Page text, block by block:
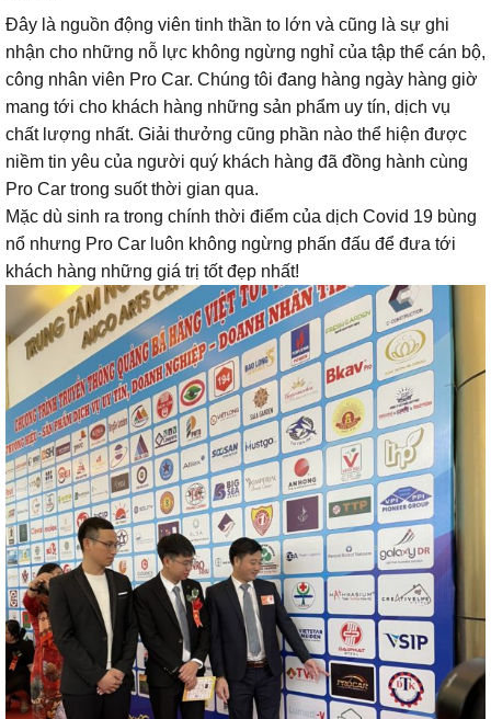
Đây là nguồn động viên tinh thần to lớn và cũng là sự ghi
nhận cho những nỗ lực không ngừng nghỉ của tập thể cán bộ,
công nhân viên Pro Car. Chúng tôi đang hàng ngày hàng giờ
mang tới cho khách hàng những sản phẩm uy tín, dịch vụ
chất lượng nhất. Giải thưởng cũng phần nào thể hiện được
niềm tin yêu của người quý khách hàng đã đồng hành cùng
Pro Car trong suốt thời gian qua.
Mặc dù sinh ra trong chính thời điểm của dịch Covid 19 bùng
nổ nhưng Pro Car luôn không ngừng phấn đấu để đưa tới
khách hàng những giá trị tốt đẹp nhất!